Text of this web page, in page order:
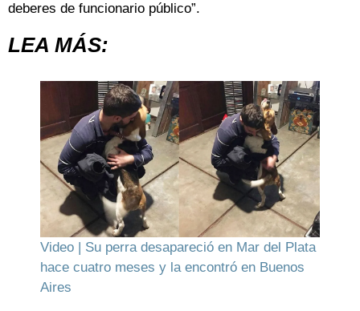
deberes de funcionario público”.
LEA MÁS:
Video | Su perra desapareció en Mar del Plata
hace cuatro meses y la encontró en Buenos
Aires